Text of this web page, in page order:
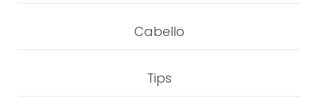
Cabello
Tips